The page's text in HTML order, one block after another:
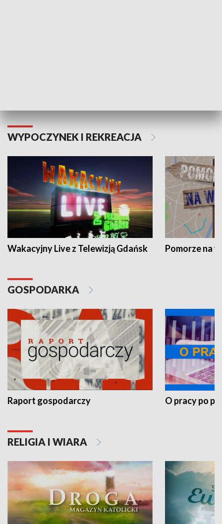
WYPOCZYNEK I REKREACJA
Wakacyjny Live z Telewizją Gdańsk Pomorze na
GOSPODARKA
Raport gospodarczy O pracy po
RELIGIA I WIARA